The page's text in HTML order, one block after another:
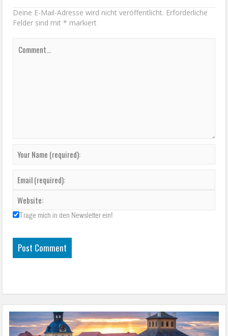
Deine E-Mail-Adresse wird nicht veröffentlicht. Erforderliche
Felder sind mit* markiert
Trage mich in den Newsletter ein!